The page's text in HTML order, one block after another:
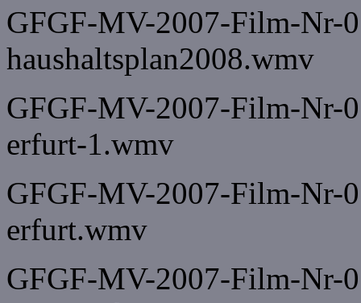
GFGF-MV-2007-Film-Nr-
haushaltsplan2008.wmv
GFGF-MV-2007-Film-Nr-
erfurt-1.wmv
GFGF-MV-2007-Film-Nr-
erfurt.wmv
GFGF-MV-2007-Film-Nr-